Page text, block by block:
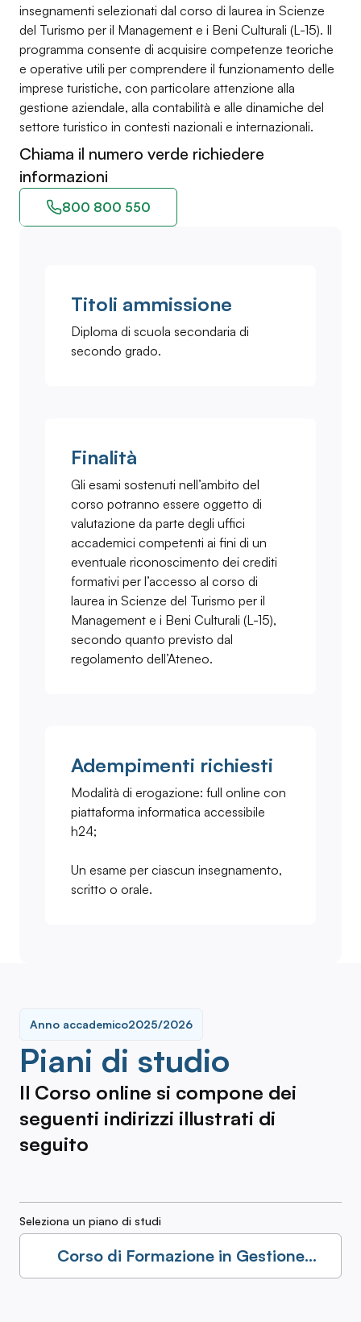
insegnamenti selezionati dal corso di laurea in Scienze
del Turismo per il Management e i Beni Culturali (L-15). Il
programma consente di acquisire competenze teoriche
e operative utili per comprendere il funzionamento delle
imprese turistiche, con particolare attenzione alla
gestione aziendale, alla contabilità e alle dinamiche del
settore turistico in contesti nazionali e internazionali.
Chiama il numero verde richiedere
informazioni
800 800 550
Titoli ammissione
Diploma di scuola secondaria di
secondo grado.
Finalità
Gli esami sostenuti nell’ambito del
corso potranno essere oggetto di
valutazione da parte degli uffici
accademici competenti ai fini di un
eventuale riconoscimento dei crediti
formativi per l’accesso al corso di
laurea in Scienze del Turismo per il
Management e i Beni Culturali (L-15),
secondo quanto previsto dal
regolamento dell’Ateneo.
Adempimenti richiesti
Modalità di erogazione: full online con
piattaforma informatica accessibile
h24;
Un esame per ciascun insegnamento,
scritto o orale.
Piani di studio
Anno accademico2025/2026
Il Corso online si compone dei
seguenti indirizzi illustrati di
seguito
Seleziona un piano di studi
Corso di Formazione in Gestione
d'Impresa Turistica - Accesso L-15